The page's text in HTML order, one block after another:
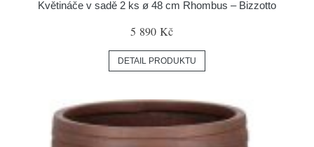
Květináče v sadě 2 ks ø 48 cm Rhombus – Bizzotto
5 890 Kč
DETAIL PRODUKTU